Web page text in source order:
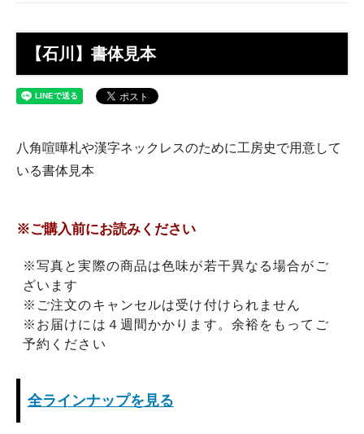
【石川】書体見本
八角喧嘩札や漢字ネックレスのために工房史で用意して
いる書体見本
※ご購入前にお読みください
※写真と実際の商品は色味が若干異なる場合がご
ざいます
※ご注文のキャンセルは受け付けられません
※お届けには４週間かかります。余裕をもってご
予約ください
全ラインナップを見る